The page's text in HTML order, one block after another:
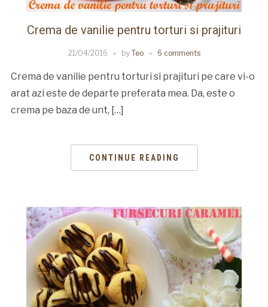
Crema de vanilie pentru torturi si prajituri
21/04/2016 by Teo 6 comments
Crema de vanilie pentru torturi si prajituri pe care vi-o
arat azi este de departe preferata mea. Da, este o
crema pe baza de unt, […]
CONTINUE READING